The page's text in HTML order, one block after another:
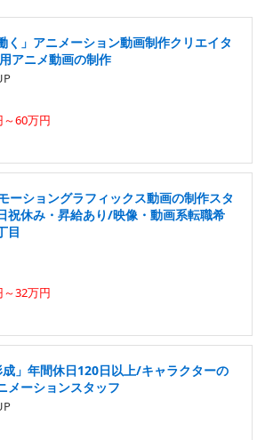
く」アニメーション動画制作クリエイタ
アニメ動画の制作
～60万円
ーショングラフィックス動画の制作スタ
祝休み・昇給あり/映像・動画系転職希
目
～32万円
成」年間休日120日以上/キャラクターの
メーションスタッフ